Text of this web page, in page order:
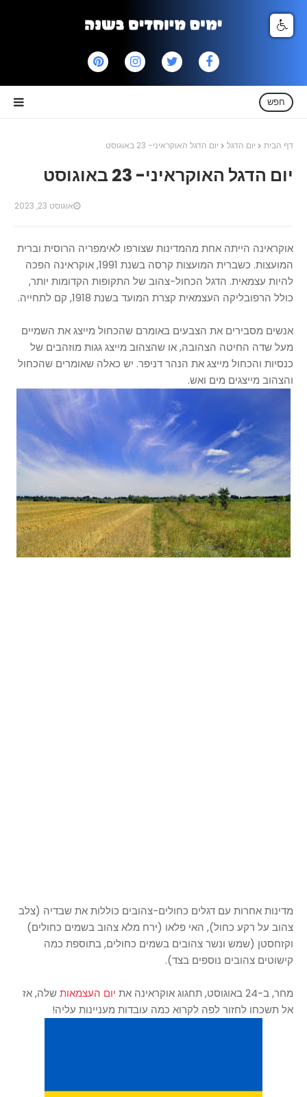
חפש
דף הבית יום הדגל יום הדגל האוקראיני- 23 באוגוסט
יום הדגל האוקראיני- 23 באוגוסט
אוגוסט 23, 2023
אוקראינה הייתה אחת מהמדינות שצורפו לאימפריה הרוסית וברית
המועצות. כשברית המועצות קרסה בשנת 1991, אוקראינה הפכה
להיות עצמאית. הדגל הכחול-צהוב של התקופות הקדומות יותר,
כולל הרפובליקה העצמאית קצרת המועד בשנת 1918, קם לתחייה.
אנשים מסבירים את הצבעים באומרם שהכחול מייצג את השמיים
מעל שדה החיטה הצהובה, או שהצהוב מייצג גגות מוזהבים של
כנסיות והכחול מייצג את הנהר דניפר. יש כאלה שאומרים שהכחול
והצהוב מייצגים מים ואש.
מדינות אחרות עם דגלים כחולים-צהובים כוללות את שבדיה (צלב
צהוב על רקע כחול), האי פלאו (ירח מלא צהוב בשמים כחולים)
וקזחסטן (שמש ונשר צהובים בשמים כחולים, בתוספת כמה
קישוטים צהובים נוספים בצד).
מחר, ב-24 באוגוסט, תחגוג אוקראינה את יום העצמאותשלה, אז
אל תשכחו לחזור לפה לקרוא כמה עובדות מעניינות עליה!